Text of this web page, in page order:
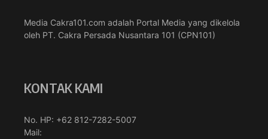
Media Cakra101.com adalah Portal Media yang dikelola
oleh PT. Cakra Persada Nusantara 101 (CPN101)
KONTAK KAMI
No. HP: +62 812-7282-5007
Mail: